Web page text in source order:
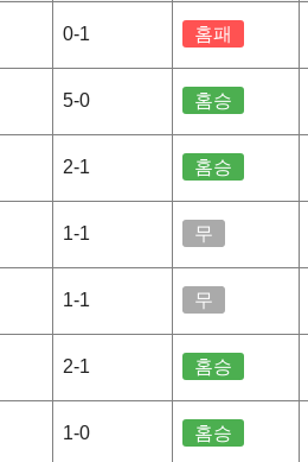
0-1 홈패
5-0 홈승
2-1 홈승
1-1 무
1-1 무
2-1 홈승
1-0 홈승